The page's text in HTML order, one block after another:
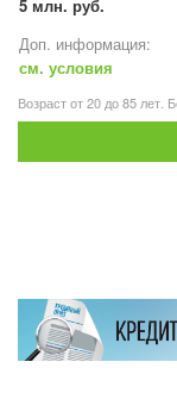
5 млн. руб.
Доп. информация:
см. условия
Возраст от 20 до 85 лет.